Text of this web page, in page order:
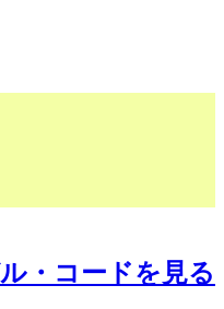
・コードを見る